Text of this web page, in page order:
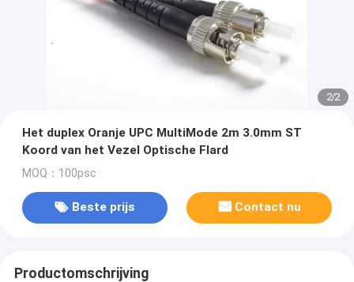
2/2
Het duplex Oranje UPC MultiMode 2m 3.0mm ST
Koord van het Vezel Optische Flard
MOQ：100psc
Beste prijs Contact nu
Productomschrijving